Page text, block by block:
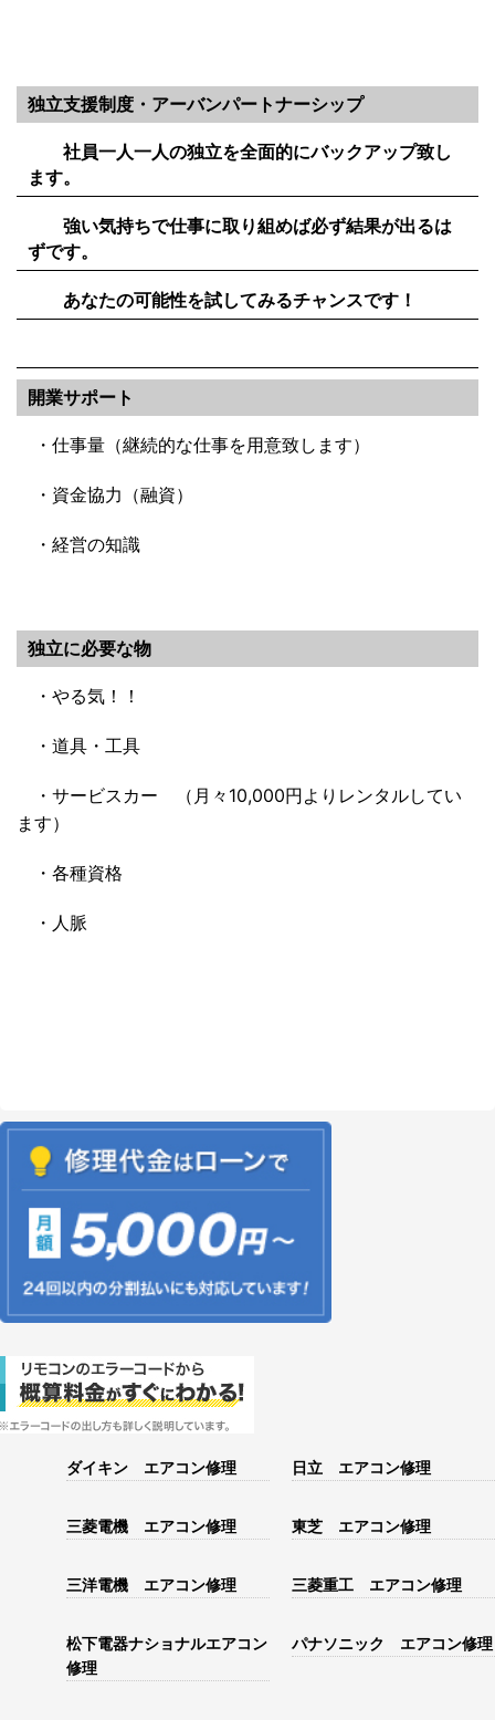
独立支援制度・アーバンパートナーシップ
社員一人一人の独立を全面的にバックアップ致し
ます。
強い気持ちで仕事に取り組めば必ず結果が出るは
ずです。
あなたの可能性を試してみるチャンスです！
開業サポート
・仕事量（継続的な仕事を用意致します）
・資金協力（融資）
・経営の知識
独立に必要な物
・やる気！！
・道具・工具
・サービスカー （月々10,000円よりレンタルしてい
ます）
・各種資格
・人脈
ダイキン エアコン修理 日立 エアコン修理
三菱電機 エアコン修理 東芝 エアコン修理
三洋電機 エアコン修理 三菱重工 エアコン修理
松下電器ナショナルエアコン
修理
パナソニック エアコン修理